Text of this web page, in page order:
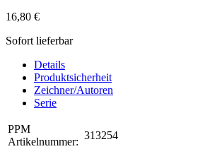
16,80 €
Sofort lieferbar
Details
Produktsicherheit
Zeichner/Autoren
Serie
PPM
Artikelnummer:
313254